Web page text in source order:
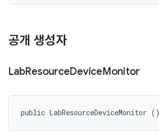
공개 생성자
LabResourceDeviceMonitor
public LabResourceDeviceMonitor ()